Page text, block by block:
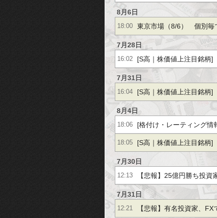
５％】[4755]楽天グルー
8月6日
18:00 東京市場（8/6） 個別毎
チームで勝負！
7月28日
16:02 [S高｜株価値上注目銘柄
ルパーク,ＳＨＩＦＴ,さ
Ｄ,ＲＹＯＤＥＮ,スマレ
ブスＨＤ
7月31日
16:04 [S高｜株価値上注目銘柄
パナＨＤ,キオクシア,ニ
田製作所,日華化学,沖縄
電機,エスビー食品,日伝,
社,ＱＰＳ,クラシル,レイ
ンタルランド,日本ライ
Ｔ,日本化学工業,ＮＧＫ,
東京エレクトロン,建設
8月4日
18:06 [格付け・レーティング
住友ベ,テルモ,大塚商会,
ルガノ,竹内製作所,山洋
こ,アシックス,三菱ＵＦ
18:05 [S高｜株価値上注目銘柄
ン,ＴｅｒｒａＤｒｏｎｅ
算,ヤマハ発動機,パワー
住友重機械工業,レーザー
シークス,アイカ工業,大
7月30日
12:13 【悲報】25億円勝ち投資
バで爆損へｗｗｗ
7月31日
12:21 【悲報】有名投資家、